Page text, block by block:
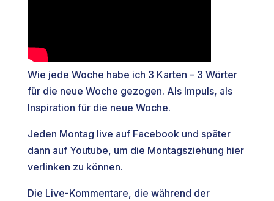
Wie jede Woche habe ich 3 Karten – 3 Wörter
für die neue Woche gezogen. Als Impuls, als
Inspiration für die neue Woche.
Jeden Montag live auf Facebook und später
dann auf Youtube, um die Montagsziehung hier
verlinken zu können.
Die Live-Kommentare, die während der